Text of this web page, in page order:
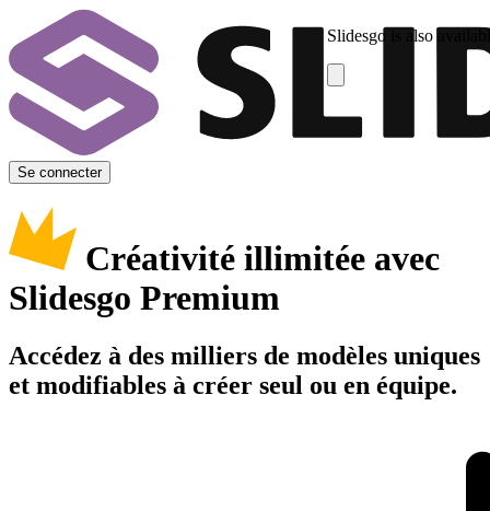
Slidesgo is also
Se connecter
Créativité illimitée avec
Slidesgo Premium
Accédez à des milliers de modèles uniques
et modifiables à créer seul ou en équipe.